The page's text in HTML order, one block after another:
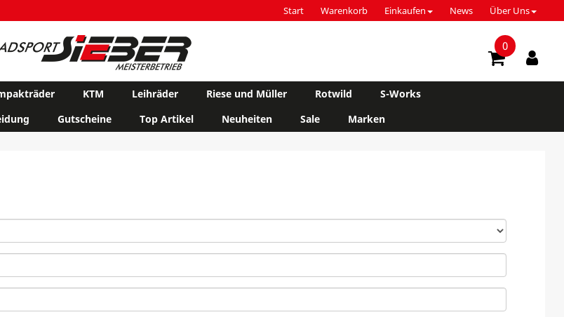
Start Warenkorb Einkaufen News Über Uns
0
KTM Leihräder Riese und Müller Rotwild
S-Works
Gutscheine Top Artikel Neuheiten Sale Marken